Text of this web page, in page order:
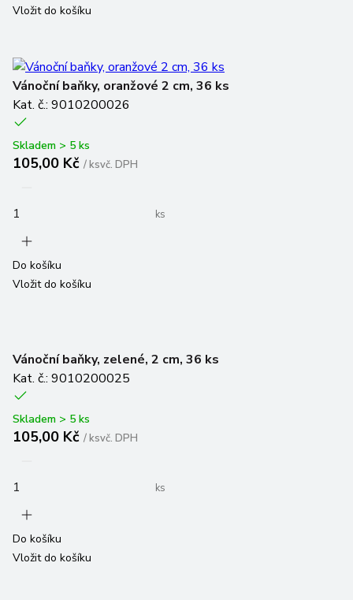
Vložit do košíku
Vánoční baňky, oranžové 2 cm, 36 ks
Kat. č.: 9010200026
Skladem > 5 ks
105,00 Kč /ksvč. DPH
ks
Do košíku
Vložit do košíku
Vánoční baňky, zelené, 2 cm, 36 ks
Kat. č.: 9010200025
Skladem > 5 ks
105,00 Kč /ksvč. DPH
ks
Do košíku
Vložit do košíku